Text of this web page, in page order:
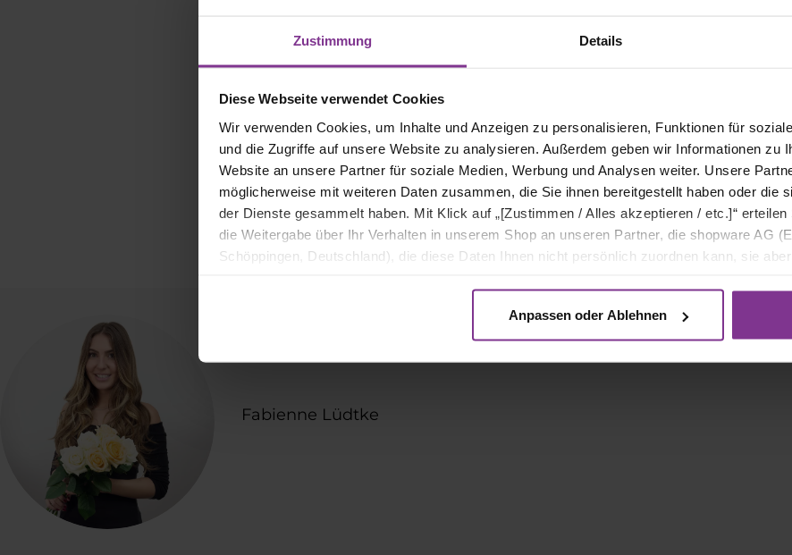
Zustimmung Details
Diese Webseite verwendet Cookies
Wir verwenden Cookies, um Inhalte und Anzeigen zu personalisieren, Funktionen für
und die Zugriffe auf unsere Website zu analysieren. Außerdem geben wir Informationen zu
Website an unsere Partner für soziale Medien, Werbung und Analysen weiter. Unsere
möglicherweise mit weiteren Daten zusammen, die Sie ihnen bereitgestellt haben oder die
der Dienste gesammelt haben. Mit Klick auf „[Zustimmen / Alles akzeptieren / etc.]“
die Weitergabe über Ihr Verhalten in unserem Shop an unseren Partner, die shopware AG
Schöppingen, Deutschland), die diese Daten Ihnen nicht persönlich zuordnen kann, sie
Anpassen oder Ablehnen
Und für einen Botanical Way of Life rundum? Könnt ihr euren leeren
Verpackungen – die übrigens aus recycltem Plastik bestehen! – ein zweites
einhauchen als individuelle Blumenvasen. Das DIY dazu findet ihr im
Magazin “The Botanical Way”
Fabienne Lüdtke